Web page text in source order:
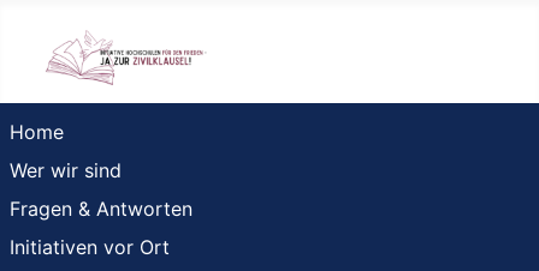
Home
Wer wir sind
Fragen & Antworten
Initiativen vor Ort